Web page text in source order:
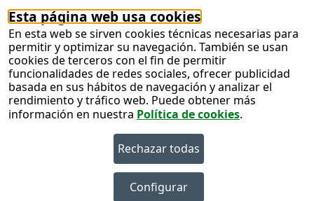
Esta página web usa cookies
En esta web se sirven cookies técnicas necesarias para
permitir y optimizar su navegación. También se usan
cookies de terceros con el fin de permitir
funcionalidades de redes sociales, ofrecer publicidad
basada en sus hábitos de navegación y analizar el
rendimiento y tráfico web. Puede obtener más
información en nuestra Política de cookies.